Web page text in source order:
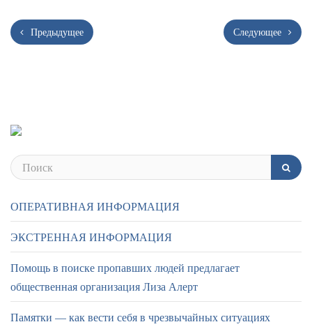
Предыдущее Следующее
ОПЕРАТИВНАЯ ИНФОРМАЦИЯ
ЭКСТРЕННАЯ ИНФОРМАЦИЯ
Помощь в поиске пропавших людей предлагает
общественная организация Лиза Алерт
Памятки — как вести себя в чрезвычайных ситуациях